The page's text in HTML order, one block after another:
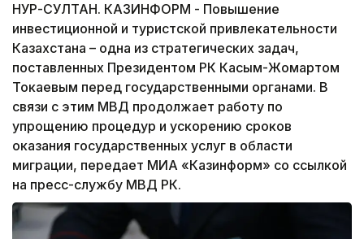
НУР-СУЛТАН. КАЗИНФОРМ - Повышение
инвестиционной и туристской привлекательности
Казахстана – одна из стратегических задач,
поставленных Президентом РК Касым-Жомартом
Токаевым перед государственными органами. В
связи с этим МВД продолжает работу по
упрощению процедур и ускорению сроков
оказания государственных услуг в области
миграции, передает МИА «Казинформ» со ссылкой
на пресс-службу МВД РК.